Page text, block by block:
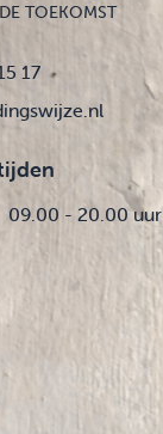
TOEKOMST
17
09.00 - 20.00 uur